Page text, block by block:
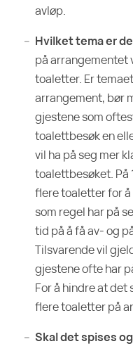
avløp.
Hvilket tema er
på arrangementet
toaletter. Er
arrangement, bør
gjestene som
toalettbesøk en
vil ha på seg mer
toalettbesøket. På
flere toaletter for å
som regel har på
tid på å få av- og
Tilsvarende vil
gjestene ofte har
For å hindre at det
flere toaletter på
Skal det spises